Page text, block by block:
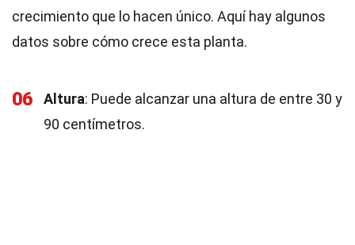
crecimiento que lo hacen único. Aquí hay algunos
datos sobre cómo crece esta planta.
06 Altura: Puede alcanzar una altura de entre 30 y
90 centímetros.